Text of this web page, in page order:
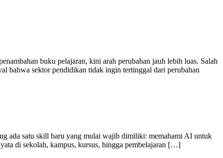
buku pelajaran, kini arah perubahan jauh lebih luas. Salah
bahwa sektor pendidikan tidak ingin tertinggal dari perubahan
ada satu skill baru yang mulai wajib dimiliki: memahami AI untuk
di sekolah, kampus, kursus, hingga pembelajaran […]